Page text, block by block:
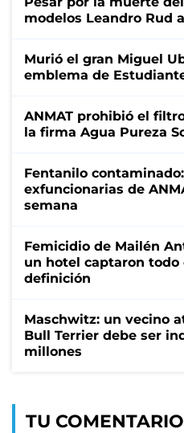
modelos Leandro Rud
Murió el gran Miguel
emblema de
ANMAT prohibió el
la firma Agua Pureza
Fentanilo
exfuncionarias de
semana
Femicidio de Mailén
un hotel captaron todo
definición
Maschwitz: un vecino
Bull Terrier debe ser
millones
TU COMENTARIO